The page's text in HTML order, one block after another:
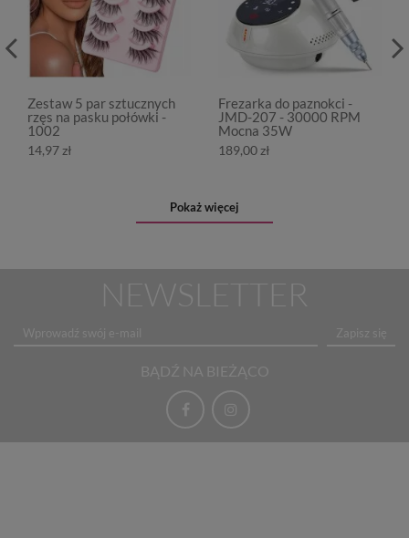
Zestaw 5 par sztucznych
rzęs na pasku połówki -
1002
14,97 zł
Frezarka do paznokci -
JMD-207 - 30000 RPM
Mocna 35W
189,00 zł
Pokaż więcej
NEWSLETTER
Zapisz się
BĄDŹ NA BIEŻĄCO